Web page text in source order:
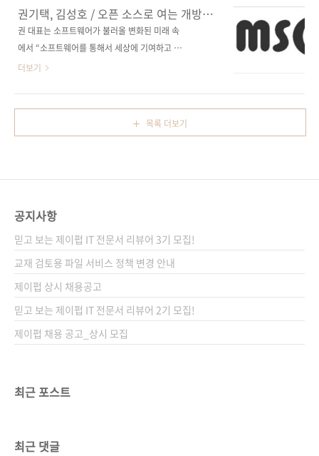
둘 다 오픈 소스이지만 비지니스모델(BM)이 좀
다릅니다. 이에 따라 둘 사이에 장단도 좀 갈리는
것 같습니다. 오늘은 그중 셰프의 이야기를 좀 ..
도서! 종이책 구매 사이트(가나다순) [강컴] [교
보문고] [도서11번가] [반디앤루니스] [알라딘]
[예스이십사] [인터파크] 전자책 구매 사이트(가
딘] [예스이십사] 출판사 제이펍 저자명 김재호
인터뷰어 출판일 2014년 2월 10일 페이지 276
쪽 판 형 신국판 변형(152*215), 반양장(soft
cover) 정 가 15,000원 ISBN 978-89-94506-
권기택, 김성호 / 오픈 소스로 여는 개방과
혁신 《대한민국 소프트웨어 성공
방정식》
권 대표는 소프트웨어가 불러올 변화된 미래 속
에서 “소프트웨어를 통해서 세상에 기여하고 세
상을 변화시킬 수 있다는 것이 가슴을 뛰게 한
수 있을까? 수익을 어떻게 발생시킬까? 생각해
보면 오픈 소스를 사업 도구로 가지고 있는 기업
조를 만들면서 발전해 오고 있습니다. 예전과 다
르게 요즘은 이용 가능한 오픈 소스 소프트웨어
가 매우 많습니다. 개발자들의 끊임없는 노력 덕
분에 현재에 이르게 된 것이죠. 그렇다면 상용 소
프트웨어의 시장이 오..
더보기
목록 더보기
공지사항
믿고 보는 제이펍 IT 전문서 리뷰어 3기 모집!
교재 검토용 파일 서비스 정책 변경 안내
제이펍 상시 채용공고
믿고 보는 제이펍 IT 전문서 리뷰어 2기 모집!
제이펍 채용 공고_상시 모집
최근 포스트
최근 댓글